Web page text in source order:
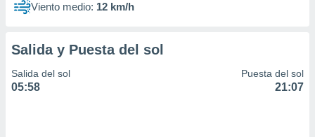
Viento medio: 12 km/h
Salida y Puesta del sol
Salida del sol
05:58
Puesta del sol
21:07